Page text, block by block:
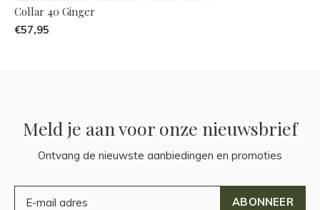
Collar 40 Ginger
€57,95
Meld je aan voor onze nieuwsbrief
Ontvang de nieuwste aanbiedingen en promoties
ABONNEER